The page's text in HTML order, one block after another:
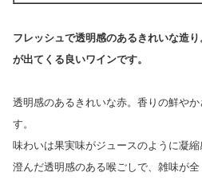
フレッシュで透明感のあるきれいな造
が出てくる良いワインです。
透明感のあるきれいな赤。香りの鮮や
す。
味わいは果実味がジュースのように凝縮
澄んだ透明感のある喉ごしで、雑味が全